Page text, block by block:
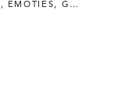
, EMOTIES, GEEN ROZE WOLK